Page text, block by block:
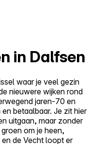
in Dalfsen
waar je veel gezin
nieuwere wijken rond
jaren-70 en
betaalbaar. Je zit hier
uitgaan, maar zonder
om je heen,
de Vecht loopt er